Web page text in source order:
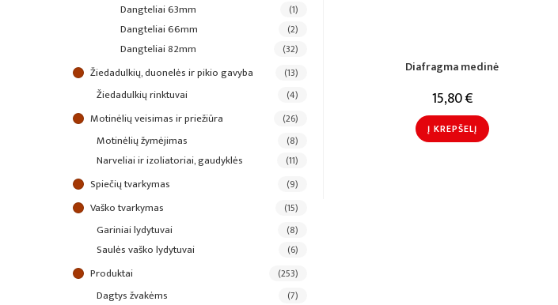
Diafragma medinė
15,80€
Į KREPŠELĮ
dangteliai 63mm (1)
dangteliai 66mm (2)
dangteliai 82mm (32)
žiedadulkių, duonelės ir pikio gavyba (13)
žiedadulkių rinktuvai (4)
motinėlių veisimas ir priežiūra (26)
motinėlių žymėjimas (8)
narveliai ir izoliatoriai, gaudyklės (11)
spiečių tvarkymas (9)
vaško tvarkymas (15)
gariniai lydytuvai (8)
saulės vaško lydytuvai (6)
produktai (253)
dagtys žvakėms (7)